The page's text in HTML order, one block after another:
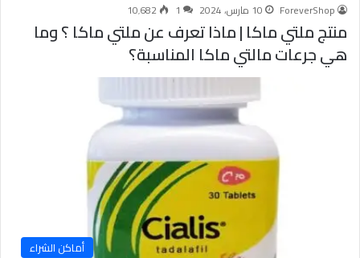
ForeverShop 10 مارس، 2024 1 10٬682
منتج ملتي ماكا | ماذا تعرف عن ملتي ماكا ؟ وما
هي جرعات مالتي ماكا المناسبة؟
أماكن الشراء